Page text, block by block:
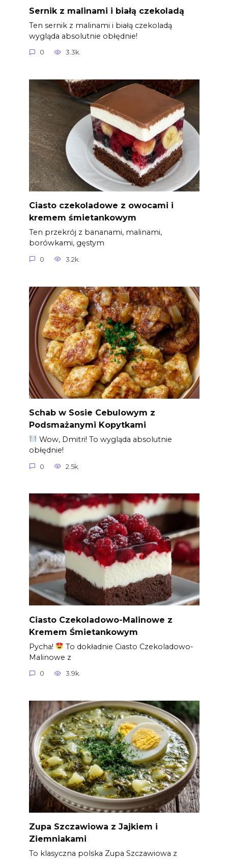
Sernik z malinami i białą czekoladą
Ten sernik z malinami i białą czekoladą
wygląda absolutnie obłędnie!
0 3.3k.
Ciasto czekoladowe z owocami i
kremem śmietankowym
Ten przekrój z bananami, malinami,
borówkami, gęstym
0 3.2k.
Schab w Sosie Cebulowym z
Podsmażanymi Kopytkami
Wow, Dmitri! To wygląda absolutnie
obłędnie!
0 2.5k.
Ciasto Czekoladowo-Malinowe z
Kremem Śmietankowym
Pycha!
To dokładnie Ciasto Czekoladowo-
Malinowe z
0 3.9k.
Zupa Szczawiowa z Jajkiem i
Ziemniakami
To klasyczna polska Zupa Szczawiowa z